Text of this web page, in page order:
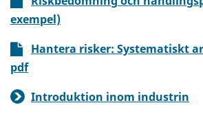
exempel)
Hantera risker: Systematiskt
pdf
Introduktion inom industrin